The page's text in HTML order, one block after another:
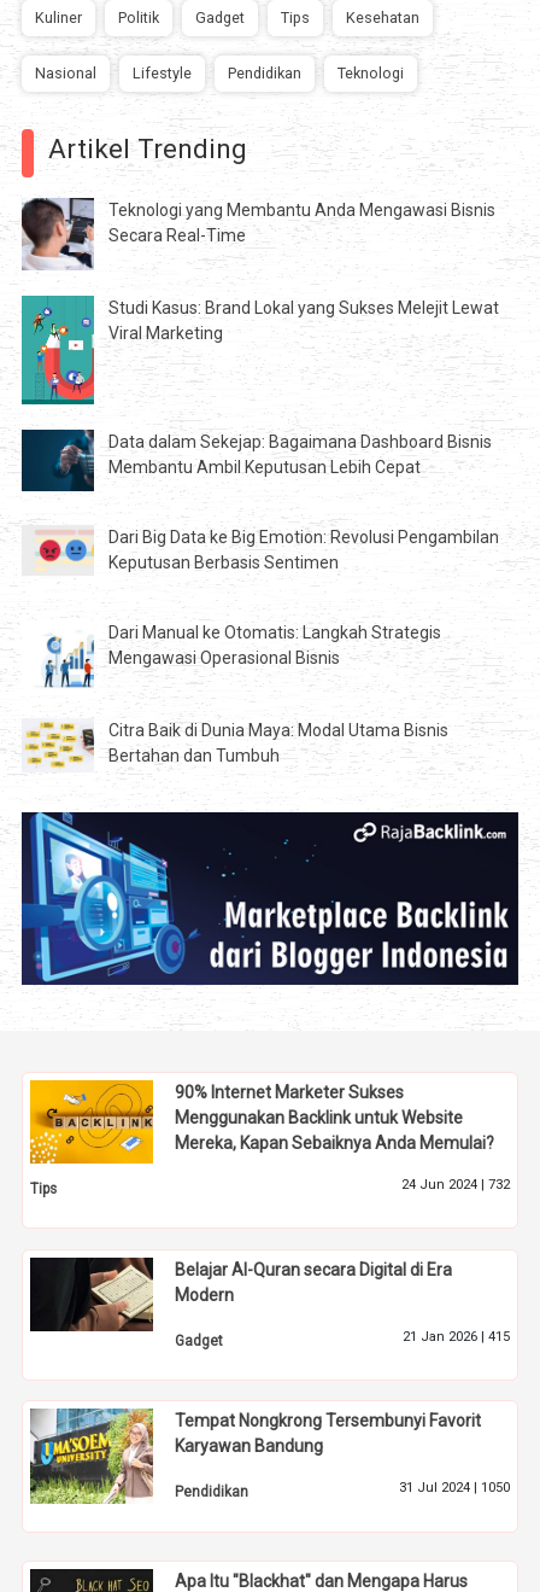
Kuliner Politik Gadget Tips Kesehatan
Nasional Lifestyle Pendidikan Teknologi
Artikel Trending
Teknologi yang Membantu Anda Mengawasi Bisnis
Secara Real-Time
Studi Kasus: Brand Lokal yang Sukses Melejit Lewat
Viral Marketing
Data dalam Sekejap: Bagaimana Dashboard Bisnis
Membantu Ambil Keputusan Lebih Cepat
Dari Big Data ke Big Emotion: Revolusi Pengambilan
Keputusan Berbasis Sentimen
Dari Manual ke Otomatis: Langkah Strategis
Mengawasi Operasional Bisnis
Citra Baik di Dunia Maya: Modal Utama Bisnis
Bertahan dan Tumbuh
90% Internet Marketer Sukses
Menggunakan Backlink untuk Website
Mereka, Kapan Sebaiknya Anda Memulai?
Tips 24 Jun 2024 | 732
Belajar Al-Quran secara Digital di Era
Modern
Gadget 21 Jan 2026 | 415
Tempat Nongkrong Tersembunyi Favorit
Karyawan Bandung
Pendidikan 31 Jul 2024 | 1050
Apa Itu "Blackhat" dan Mengapa Harus